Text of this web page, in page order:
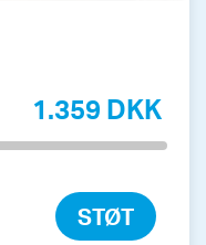
1.359 DKK
STØT